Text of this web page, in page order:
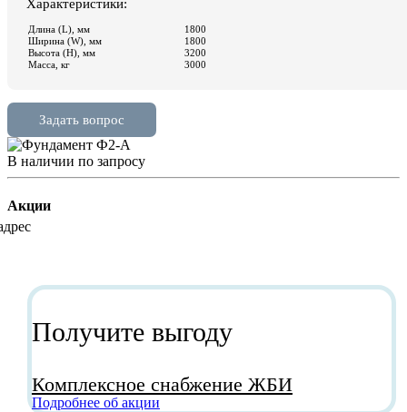
В наличии по запросу
Акции
Получите выгоду
Комплексное снабжение ЖБИ
Подробнее об акции